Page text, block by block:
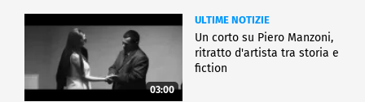
03:00
ULTIME NOTIZIE
Un corto su Piero Manzoni,
ritratto d'artista tra storia e
fiction